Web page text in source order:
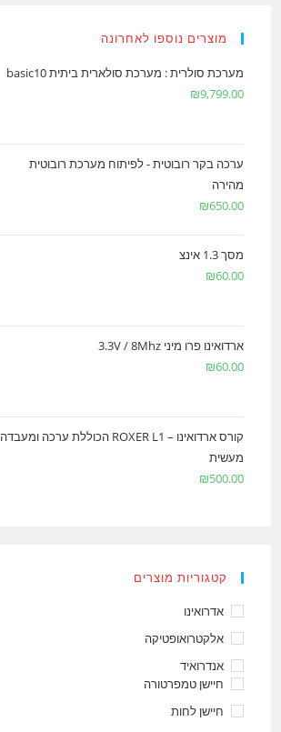
מוצרים נוספו לאחרונה
מערכת סולרית : מערכת סולארית ביתית basic10
₪9,799.00
ערכה בקר רובוטית - לפיתוח מערכת רובוטית
מהירה
₪650.00
מסך 1.3 אינצ
₪60.00
ארדואינו פרו מיני 3.3V / 8Mhz
₪60.00
קורס ארדואינו – ROXER L1 הכוללת ערכה ומעבדה
מעשית
₪500.00
קטגוריות מוצרים
אדרואינו
אלקטרואופטיקה
אנדרואיד
חיישן טמפרטורה
חיישן לחות